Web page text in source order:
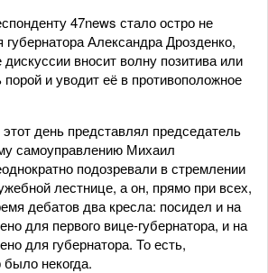
47news стало остро не
губернатора Александра Дрозденко,
вносит волну позитива или
и уводит её в противоположное
день представлял председатель
самоуправлению Михаил
подозревали в стремлении
лестнице, а он, прямо при всех,
дебатов два кресла: посидел и на
для первого вице-губернатора, и на
для губернатора. То есть,
некогда.